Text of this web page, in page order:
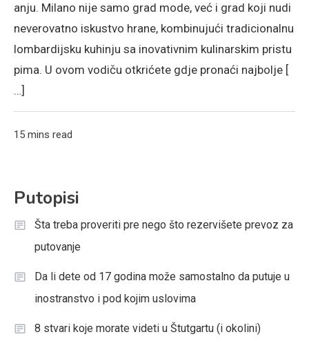
anju. Milano nije samo grad mode, već i grad koji nudi
neverovatno iskustvo hrane, kombinujući tradicionalnu
lombardijsku kuhinju sa inovativnim kulinarskim pristu
pima. U ovom vodiču otkrićete gdje pronaći najbolje [
…]
15 mins read
Putopisi
Šta treba proveriti pre nego što rezervišete prevoz za
putovanje
Da li dete od 17 godina može samostalno da putuje u
inostranstvo i pod kojim uslovima
8 stvari koje morate videti u Štutgartu (i okolini)